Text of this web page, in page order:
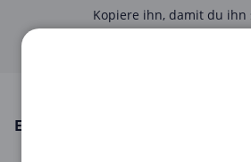
Kopiere ihn, damit du ihn
Onlineshop vonEMP
EMP in August 2026